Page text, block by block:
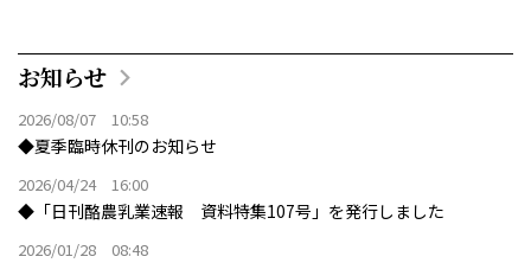
お知らせ
2026/08/07 10:58
◆夏季臨時休刊のお知らせ
2026/04/24 16:00
◆「日刊酪農乳業速報 資料特集107号」を発行しました
2026/01/28 08:48